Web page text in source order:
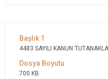
4483 SAYILI KANUN
700 KB